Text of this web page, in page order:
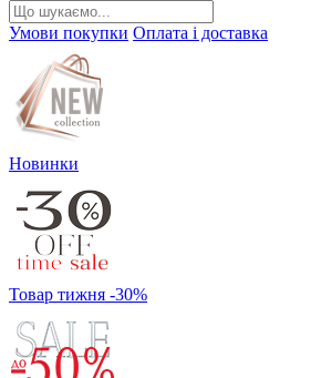
Умови покупки Оплата і доставка
Новинки
Товар тижня -30%